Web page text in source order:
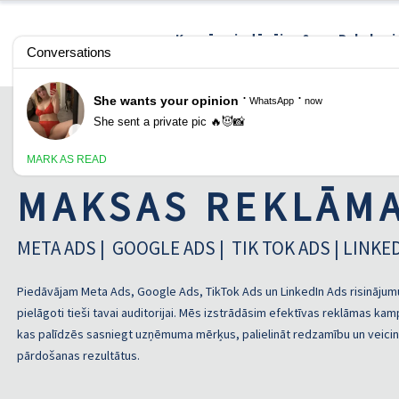
Ko mēs piedāvājam?
MAKSAS
META ADS | GOOGLE ADS | TIK TOK ADS |
Piedāvājam Meta Ads, Google Ads, TikTok Ads un LinkedIn Ads
pielāgoti tieši tavai auditorijai. Mēs izstrādāsim efektīvas reklāmas
kas palīdzēs sasniegt uzņēmuma mērķus, palielināt redzamību un
pārdošanas rezultātus.